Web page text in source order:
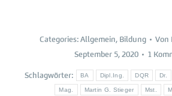
Categories:Allgemein, Bildung Von
September 5, 2020
1
Schlagwörter: BA Dipl.Ing. DQR Dr.
Mag. Martin G. Stieger Mst.